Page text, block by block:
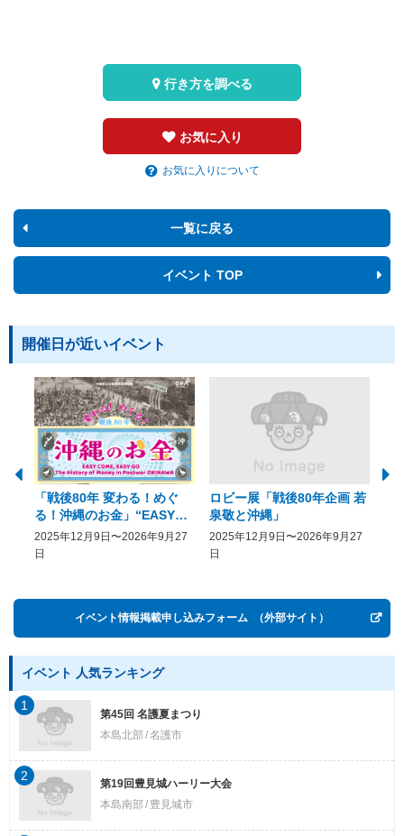
お気に入り
お気に入りについて
行き方を調べる
一覧に戻る
イベント TOP
開催日が近いイベント
「戦後80年 変わる！めぐ
る！沖縄のお金」“EASY
COME, EASY GO － The
History of Money in
2025年12月9日〜2026年9月27
日
ロビー展「戦後80年企画 若
泉敬と沖縄」
2025年12月9日〜2026年9月27
日
イベント情報掲載申し込みフォーム （外部サイト）
イベント 人気ランキング
第45回 名護夏まつり
本島北部 名護市
1
第19回豊見城ハーリー大会
本島南部
豊見城市
2